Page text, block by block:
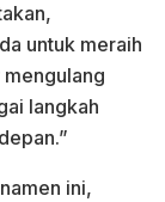
untuk meraih
langkah
ini,